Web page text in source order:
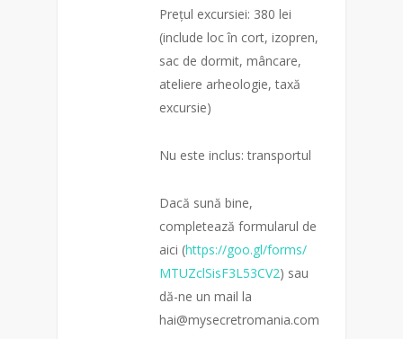
Prețul excursiei: 380 lei
(include loc în cort, izopren,
sac de dormit, mâncare,
ateliere arheologie, taxă
excursie)
Nu este inclus: transportul
Dacă sună bine,
completează formularul de
aici (https://goo.gl/forms/
MTUZclSisF3L53CV2) sau
dă-ne un mail la
hai@mysecretromania.com